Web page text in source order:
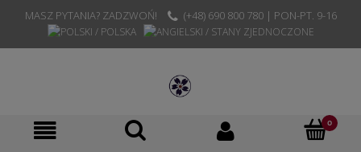
MASZ PYTANIA? ZADZWOŃ! (+48) 690 800 780 | PON-PT. 9-16